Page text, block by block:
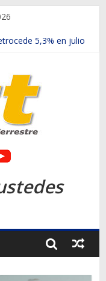
en lanzar la nueva
en el Biobío
en Rancagua y
Bolden en